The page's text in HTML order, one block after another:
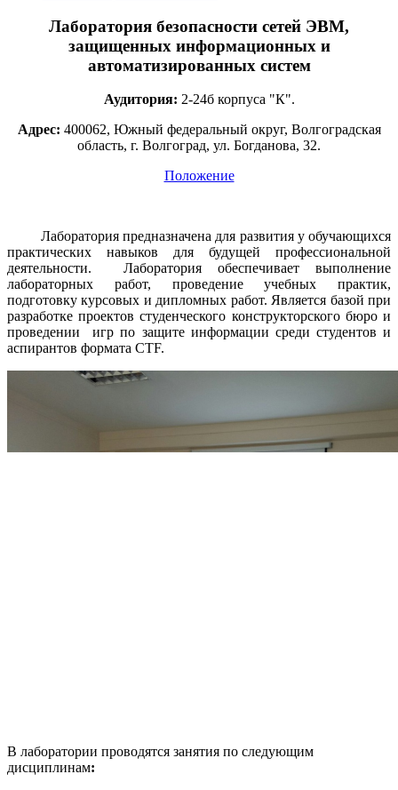
Лаборатория безопасности сетей ЭВМ,
защищенных информационных и
автоматизированных систем
Аудитория: 2-24б корпуса "К".
Адрес: 400062, Южный федеральный округ, Волгоградская
область, г. Волгоград, ул. Богданова, 32.
Положение
Лаборатория предназначена для развития у обучающихся
практических навыков для будущей профессиональной
деятельности. Лаборатория обеспечивает выполнение
лабораторных работ, проведение учебных практик,
подготовку курсовых и дипломных работ. Является базой при
разработке проектов студенческого конструкторского бюро и
проведении игр по защите информации среди студентов и
аспирантов формата CTF.
В лаборатории проводятся занятия по следующим
дисциплинам: